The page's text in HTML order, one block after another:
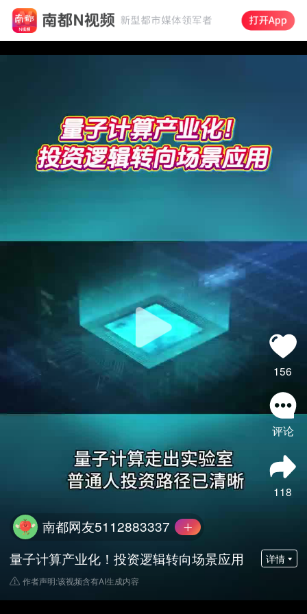
156
评论
118
南都网友5112883337
量子计算产业化！投资逻辑转向场景应用
详情
作者声明:该视频含有AI生成内容